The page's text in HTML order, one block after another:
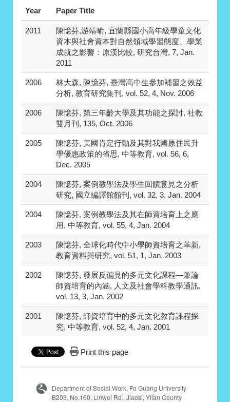
Year Paper Title
2011
陳憶芬,游靖喻, 宜蘭縣國小高年級學童文化
資本與社會資本對自然領域學習態度、學業
成就之影響：原漢比較, 研究台灣, 7, Jan.
2011
2006
林大森, 陳憶芬, 臺灣高中生參加補習之效益
分析, 教育研究集刊, vol. 52, 4, Nov. 2006
2006
陳憶芬, 第三年齡大學及其功能之探討, 社教
雙月刊, 135, Oct. 2006
2005
陳憶芬, 美國肯定行動及其對我國原住民升
學優惠政策的省思, 中等教育, vol. 56, 6,
Dec. 2005
2004
陳憶芬, 案例教學法及學生回饋意見之分析
研究, 國立編譯館館刊, vol. 32, 3, Jan. 2004
2004
陳憶芬, 案例教學法及其在師資培育上之應
用, 中等教育, vol. 55, 4, Jan. 2004
2003
陳憶芬, 全球化時代中小學師資培育之革新,
教育資料與研究, vol. 51, 1, Jan. 2003
2002
陳憶芬, 發展反偏見的多元文化課程—兼論
師資培育的內涵, 人文及社會學科教學通訊,
vol. 13, 3, Jan. 2002
2001
陳憶芬, 師資培育中的多元文化教育課程探
究, 中等教育, vol. 52, 4, Jan. 2001
Print this page
Department of Social Work, Fo Guang University
B203, No.160, Linwei Rd., Jiaosi, Yilan County